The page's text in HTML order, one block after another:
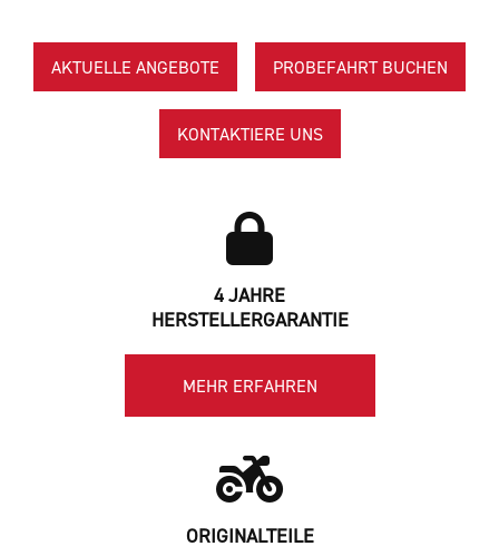
PROBEFAHRT BUCHEN
AKTUELLE ANGEBOTE
KONTAKTIERE UNS
4 JAHRE
HERSTELLERGARANTIE
MEHR ERFAHREN
ORIGINALTEILE